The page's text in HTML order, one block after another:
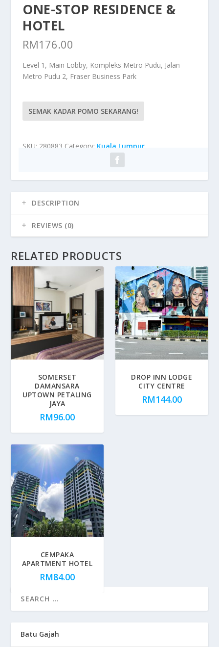
ONE-STOP RESIDENCE &
HOTEL
RM176.00
Level 1, Main Lobby, Kompleks Metro Pudu, Jalan
Metro Pudu 2, Fraser Business Park
SEMAK KADAR POMO SEKARANG!
SKU: 280883 Category: Kuala Lumpur
DESCRIPTION
REVIEWS (0)
RELATED PRODUCTS
SOMERSET
DAMANSARA
UPTOWN PETALING
JAYA
RM96.00
DROP INN LODGE
CITY CENTRE
RM144.00
CEMPAKA
APARTMENT HOTEL
RM84.00
Batu Gajah